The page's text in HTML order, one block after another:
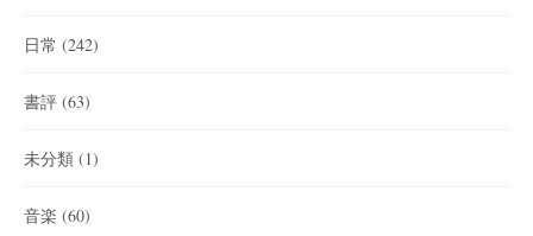
日常 (242)
書評 (63)
未分類 (1)
音楽 (60)